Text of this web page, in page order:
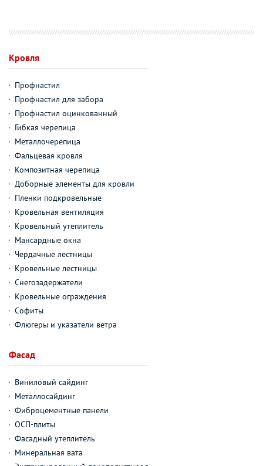
Кровля
Профнастил
Профнастил для забора
Профнастил оцинкованный
Гибкая черепица
Металлочерепица
Фальцевая кровля
Композитная черепица
Доборные элементы для кровли
Пленки подкровельные
Кровельная вентиляция
Кровельный утеплитель
Мансардные окна
Чердачные лестницы
Кровельные лестницы
Снегозадержатели
Кровельные ограждения
Софиты
Флюгеры и указатели ветра
Фасад
Виниловый сайдинг
Металлосайдинг
Фиброцементные панели
ОСП-плиты
Фасадный утеплитель
Минеральная вата